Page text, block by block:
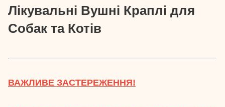
Лікувальні Вушні Краплі для
Собак та Котів
ВАЖЛИВЕ ЗАСТЕРЕЖЕННЯ!